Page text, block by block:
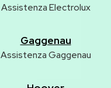
Assistenza Electrolux
Gaggenau
Assistenza Gaggenau